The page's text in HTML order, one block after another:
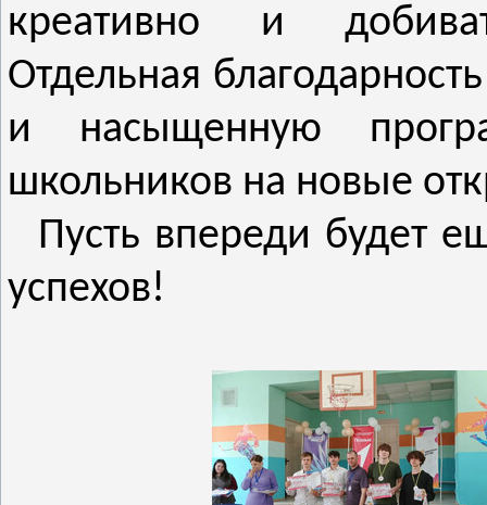
креативно и
Отдельная
и насыщенную
школьников на новые
Пусть впереди будет
успехов!